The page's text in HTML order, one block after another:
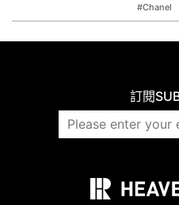
#Chanel
訂閱